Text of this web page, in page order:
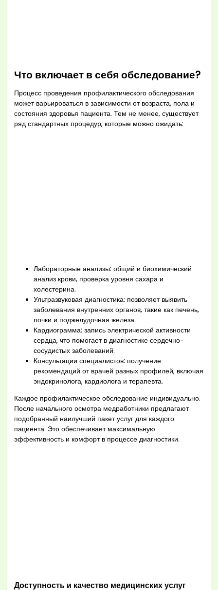
Что включает в себя обследование?
Процесс проведения профилактического обследования
может варьироваться в зависимости от возраста, пола и
состояния здоровья пациента. Тем не менее, существует
ряд стандартных процедур, которые можно ожидать:
Лабораторные анализы: общий и биохимический
анализ крови, проверка уровня сахара и
холестерина.
Ультразвуковая диагностика: позволяет выявить
заболевания внутренних органов, такие как печень,
почки и поджелудочная железа.
Кардиограмма: запись электрической активности
сердца, что помогает в диагностике сердечно-
сосудистых заболеваний.
Консультации специалистов: получение
рекомендаций от врачей разных профилей, включая
эндокринолога, кардиолога и терапевта.
Каждое профилактическое обследование индивидуально.
После начального осмотра медработники предлагают
подобранный наилучший пакет услуг для каждого
пациента. Это обеспечивает максимальную
эффективность и комфорт в процессе диагностики.
Доступность и качество медицинских услуг